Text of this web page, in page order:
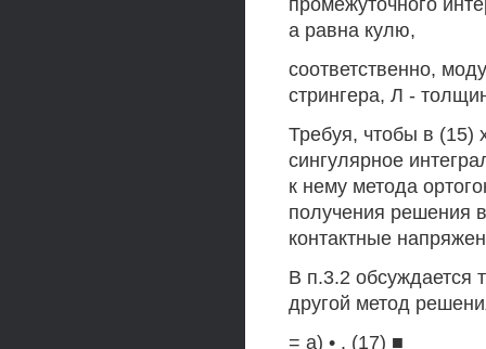
промежуточного
а равна кулю,
соответственно,
стрингера, Л -
Требуя, чтобы в (15)
сингулярное
к нему метода
получения решения
контактные
В п.3.2 обсуждается
другой метод
= а) • . (17) ■